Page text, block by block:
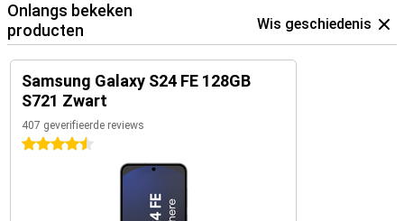
Onlangs bekeken
producten
Wis geschiedenis
Samsung Galaxy S24 FE 128GB
S721 Zwart
407 geverifieerde reviews
4.5 sterren